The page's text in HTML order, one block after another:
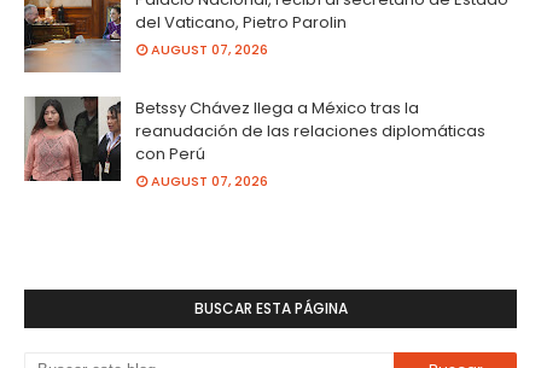
del Vaticano, Pietro Parolin
AUGUST 07, 2026
Betssy Chávez llega a México tras la
reanudación de las relaciones diplomáticas
con Perú
AUGUST 07, 2026
BUSCAR ESTA PÁGINA